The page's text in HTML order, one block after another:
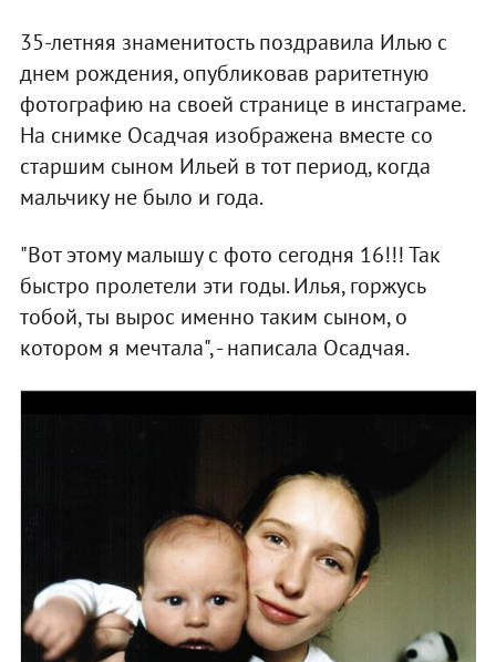
35-летняя знаменитость поздравила Илью с
днем рождения, опубликовав раритетную
фотографию на своей странице в инстаграме.
На снимке Осадчая изображена вместе со
старшим сыном Ильей в тот период, когда
мальчику не было и года.
"Вот этому малышу с фото сегодня 16!!! Так
быстро пролетели эти годы. Илья, горжусь
тобой, ты вырос именно таким сыном, о
котором я мечтала", - написала Осадчая.